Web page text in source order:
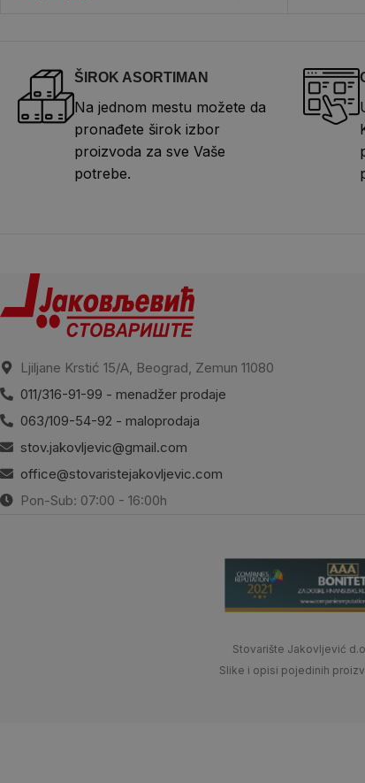
ŠIROK ASORTIMAN
Na jednom mestu možete da
pronađete širok izbor
proizvoda za sve Vaše
potrebe.
Ljiljane Krstić 15/A, Beograd, Zemun 11080
011/316-91-99 - menadžer prodaje
063/109-54-92 - maloprodaja
stov.jakovljevic@gmail.com
office@stovaristejakovljevic.com
Pon-Sub: 07:00 - 16:00h
Stovarište Jakovljević
Slike i opisi pojedinih